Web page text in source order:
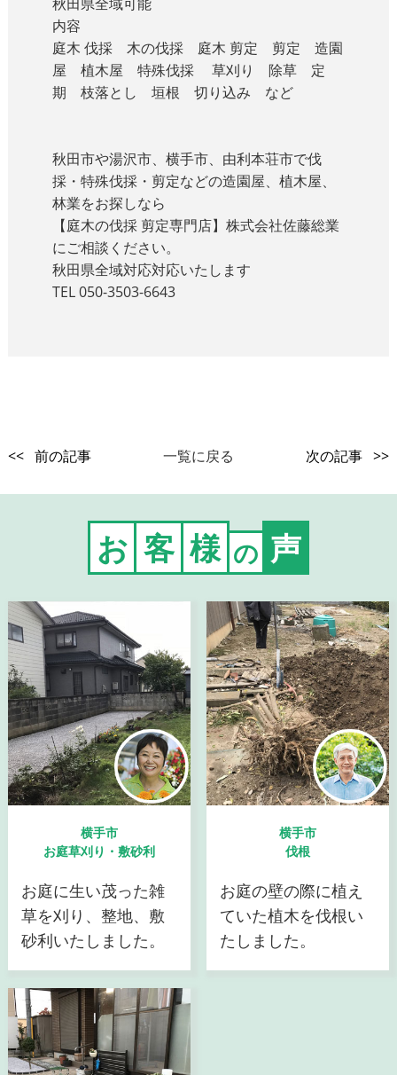
内容
庭木 伐採 木の伐採 庭木 剪定 剪定 造園
屋 植木屋 特殊伐採 草刈り 除草 定
期 枝落とし 垣根 切り込み など
秋田市や湯沢市、横手市、由利本荘市で伐
採・特殊伐採・剪定などの造園屋、植木屋、
林業をお探しなら
【庭木の伐採 剪定専門店】株式会社佐藤総業
にご相談ください。
秋田県全域対応対応いたします
TEL 050-3503-6643
<< 前の記事 一覧に戻る 次の記事 >>
お 客 様 の 声
横手市
お庭草刈り・敷砂利
お庭に生い茂った雑
草を刈り、整地、敷
砂利いたしました。
横手市
伐根
お庭の壁の際に植え
ていた植木を伐根い
たしました。